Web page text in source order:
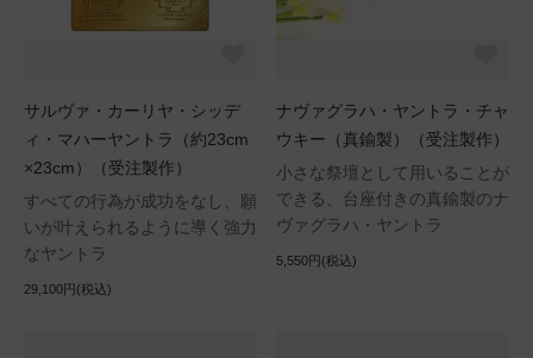
サルヴァ・カーリヤ・シッデ
ィ・マハーヤントラ（約23cm
×23cm）（受注製作）
すべての行為が成功をなし、願
いが叶えられるように導く強力
なヤントラ
29,100円(税込)
ナヴァグラハ・ヤントラ・チャ
ウキー（真鍮製）（受注製作）
小さな祭壇として用いることが
できる、台座付きの真鍮製のナ
ヴァグラハ・ヤントラ
5,550円(税込)